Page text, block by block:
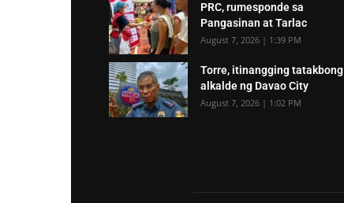
PRC, rumesponde sa
Pangasinan at Tarlac
August 7, 2026 | 1:39 PM
Torre, itinangging tatakbong
alkalde ng Davao City
August 7, 2026 | 1:02 PM